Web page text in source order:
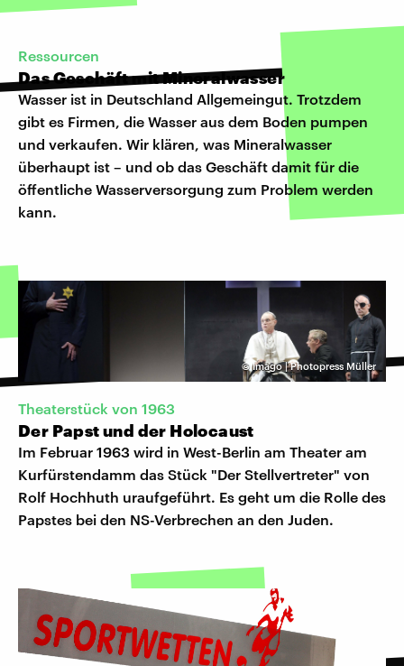
Ressourcen
Das Geschäft mit Mineralwasser
Wasser ist in Deutschland Allgemeingut. Trotzdem
gibt es Firmen, die Wasser aus dem Boden pumpen
und verkaufen. Wir klären, was Mineralwasser
überhaupt ist – und ob das Geschäft damit für die
öffentliche Wasserversorgung zum Problem werden
kann.
©Imago | Photopress Müller
Theaterstück von 1963
Der Papst und der Holocaust
Im Februar 1963 wird in West-Berlin am Theater am
Kurfürstendamm das Stück "Der Stellvertreter" von
Rolf Hochhuth uraufgeführt. Es geht um die Rolle des
Papstes bei den NS-Verbrechen an den Juden.